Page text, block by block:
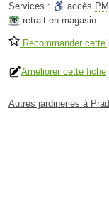
Services :
accès
retrait en magasin
Recommander cette
Améliorer cette fiche
Autres jardineries à